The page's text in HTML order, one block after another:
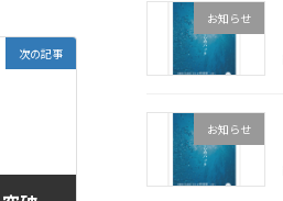
次の記事
お知らせ
お知らせ